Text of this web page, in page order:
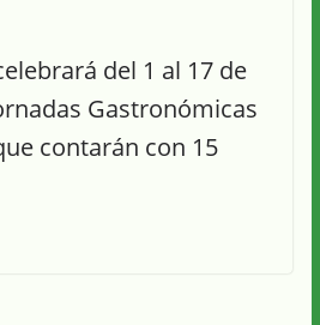
del 1 al 17 de
Gastronómicas
contarán con 15